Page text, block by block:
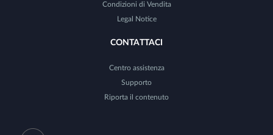
Condizioni di Vendita
Legal Notice
CONTATTACI
Centro assistenza
Supporto
Riporta il contenuto